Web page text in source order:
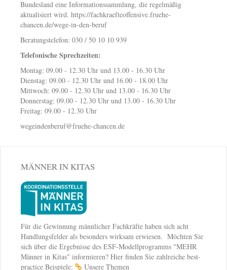
Bundesland eine Informationssammlung, die regelmäßig
aktualisiert wird. https://fachkraefteoffensive.fruehe-
chancen.de/wege-in-den-beruf
Beratungstelefon: 030 / 50 10 10 939
Telefonische Sprechzeiten:
Montag: 09.00 - 12.30 Uhr und 13.00 - 16.30 Uhr
Dienstag: 09.00 - 12.30 Uhr und 16.00 - 18.00 Uhr
Mittwoch: 09.00 - 12.30 Uhr und 13.00 - 16.30 Uhr
Donnerstag: 09.00 - 12.30 Uhr und 13.00 - 16.30 Uhr
Freitag: 09.00 - 12.30 Uhr
wegeindenberuf@fruehe-chancen.de
MÄNNER IN KITAS
Für die Gewinnung männlicher Fachkräfte haben sich acht
Handlungsfelder als besonders wirksam erwiesen. Möchten Sie
sich über die Ergebnisse des ESF-Modellprogramms "MEHR
Männer in Kitas" informieren? Hier finden Sie zahlreiche best-
practice Beispiele:
Unsere Themen